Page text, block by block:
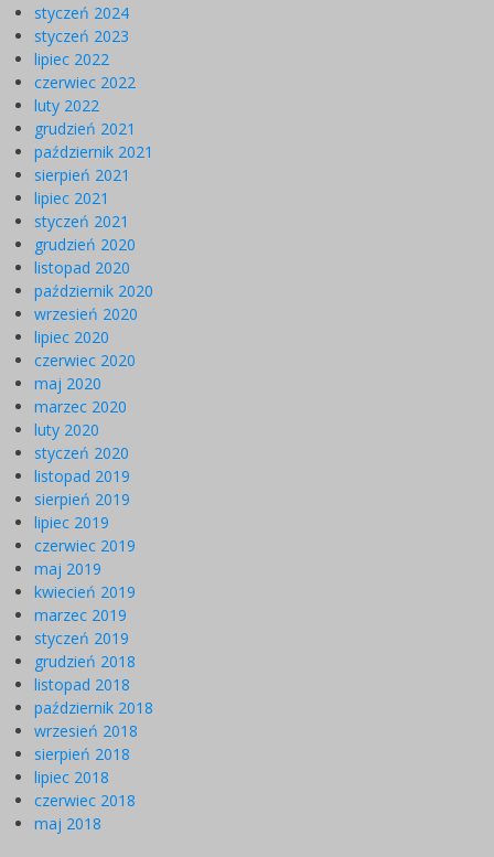
styczeń 2024
styczeń 2023
lipiec 2022
czerwiec 2022
luty 2022
grudzień 2021
październik 2021
sierpień 2021
lipiec 2021
styczeń 2021
grudzień 2020
listopad 2020
październik 2020
wrzesień 2020
lipiec 2020
czerwiec 2020
maj 2020
marzec 2020
luty 2020
styczeń 2020
listopad 2019
sierpień 2019
lipiec 2019
czerwiec 2019
maj 2019
kwiecień 2019
marzec 2019
styczeń 2019
grudzień 2018
listopad 2018
październik 2018
wrzesień 2018
sierpień 2018
lipiec 2018
czerwiec 2018
maj 2018